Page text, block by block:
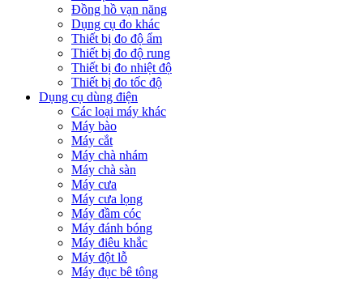
Đồng hồ vạn năng
Dụng cụ đo khác
Thiết bị đo độ ẩm
Thiết bị đo độ rung
Thiết bị đo nhiệt độ
Thiết bị đo tốc độ
Dụng cụ dùng điện
Các loại máy khác
Máy bào
Máy cắt
Máy chà nhám
Máy chà sàn
Máy cưa
Máy cưa lọng
Máy đầm cóc
Máy đánh bóng
Máy điêu khắc
Máy đột lỗ
Máy đục bê tông